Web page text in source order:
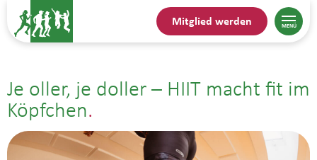
Mitglied werden
Je oller, je doller – HIIT macht fit im
Köpfchen